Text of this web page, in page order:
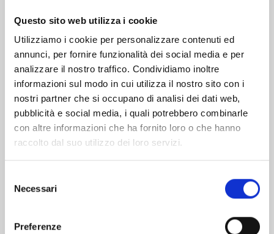
Questo sito web utilizza i cookie
Utilizziamo i cookie per personalizzare contenuti ed
annunci, per fornire funzionalità dei social media e per
analizzare il nostro traffico. Condividiamo inoltre
informazioni sul modo in cui utilizza il nostro sito con i
nostri partner che si occupano di analisi dei dati web,
pubblicità e social media, i quali potrebbero combinarle
con altre informazioni che ha fornito loro o che hanno
raccolto dal suo utilizzo dei loro servizi.
delNecessari
Preferenze
Altri volumi della serie